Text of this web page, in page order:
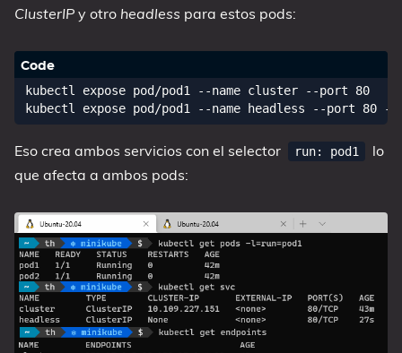
ClusterIP y otro headless para estos pods:
kubectl expose pod/pod1 --name cluster --port 80
Eso crea ambos servicios con el selector run: pod1
lo
que afecta a ambos pods: